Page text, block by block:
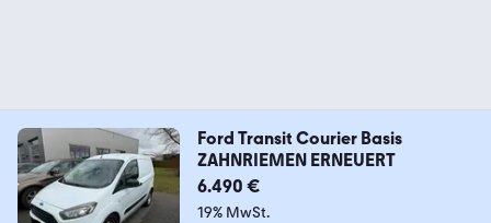
Ford Transit Courier Basis
ZAHNRIEMEN ERNEUERT
6.490 €
19% MwSt.